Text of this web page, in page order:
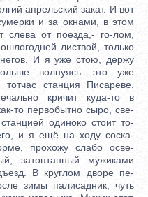
апрельский закат. И вот
и за окнами, в этом
слева от поезда,- го-лом,
листвой, только
И я уже стою, держу
волнуясь: это уже
станция Писареве.
кричит куда-то в
то первобытно сыро, све-
одиноко стоит то-
и я ещё на ходу соска-
прохожу слабо осве-
затоптанный мужиками
В круглом дворе пе-
зимы палисадник, чуть